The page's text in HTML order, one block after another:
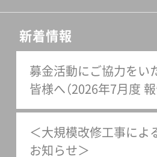
編：加藤絢出
塚田美紀、加
ダン・サンド編
館｜塚田美紀、
絢編集協力：
藤正子校閲：高
イン：おおう
新着情報
募金活動にご協力をい
皆様へ（2026年7月度 報
＜大規模改修工事によ
お知らせ＞